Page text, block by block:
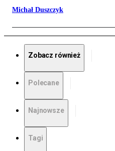
Michał Duszczyk
Zobacz również
Polecane
Najnowsze
Tagi